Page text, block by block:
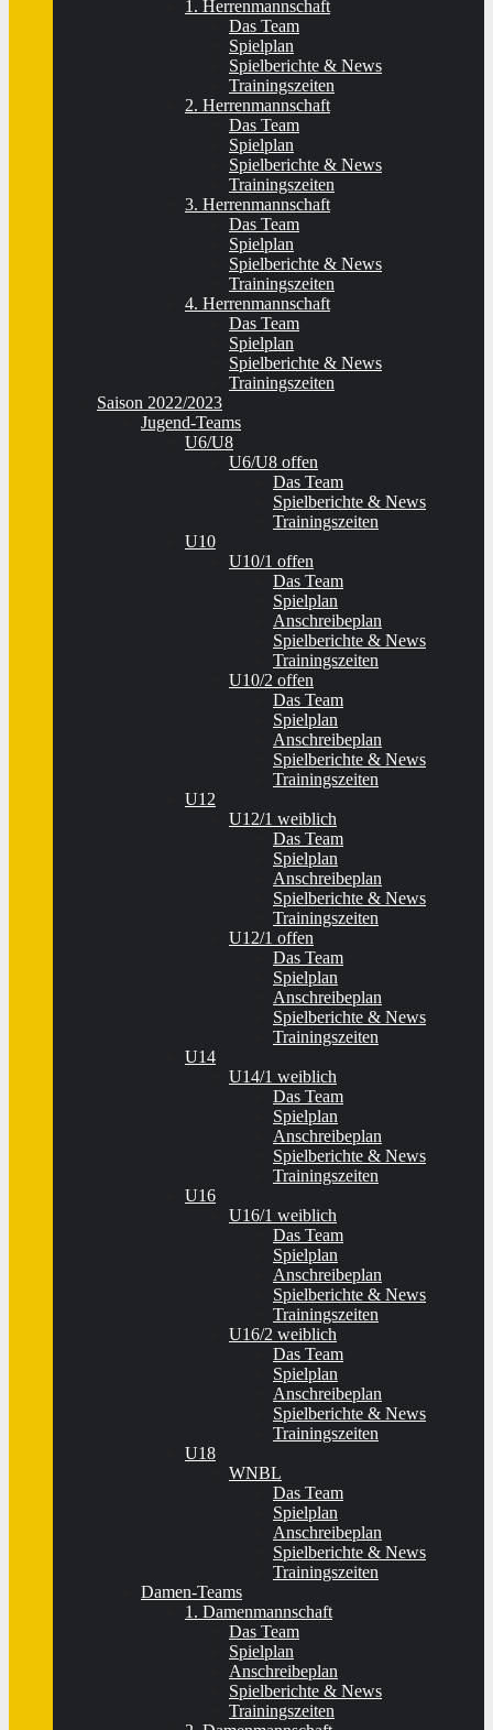
1. Herrenmannschaft
Das Team
Spielplan
Spielberichte & News
Trainingszeiten
2. Herrenmannschaft
Das Team
Spielplan
Spielberichte & News
Trainingszeiten
3. Herrenmannschaft
Das Team
Spielplan
Spielberichte & News
Trainingszeiten
4. Herrenmannschaft
Das Team
Spielplan
Spielberichte & News
Trainingszeiten
Saison 2022/2023
Jugend-Teams
U6/U8
U6/U8 offen
Das Team
Spielberichte & News
Trainingszeiten
U10
U10/1 offen
Das Team
Spielplan
Anschreibeplan
Spielberichte & News
Trainingszeiten
U10/2 offen
Das Team
Spielplan
Anschreibeplan
Spielberichte & News
Trainingszeiten
U12
U12/1 weiblich
Das Team
Spielplan
Anschreibeplan
Spielberichte & News
Trainingszeiten
U12/1 offen
Das Team
Spielplan
Anschreibeplan
Spielberichte & News
Trainingszeiten
U14
U14/1 weiblich
Das Team
Spielplan
Anschreibeplan
Spielberichte & News
Trainingszeiten
U16
U16/1 weiblich
Das Team
Spielplan
Anschreibeplan
Spielberichte & News
Trainingszeiten
U16/2 weiblich
Das Team
Spielplan
Anschreibeplan
Spielberichte & News
Trainingszeiten
U18
WNBL
Das Team
Spielplan
Anschreibeplan
Spielberichte & News
Trainingszeiten
Damen-Teams
1. Damenmannschaft
Das Team
Spielplan
Anschreibeplan
Spielberichte & News
Trainingszeiten